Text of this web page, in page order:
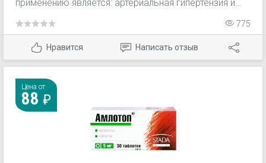
применению является: артериальная гипертензия и
вазоспастическая стенокардия.
775
Нравится Написать отзыв
Цена от
88